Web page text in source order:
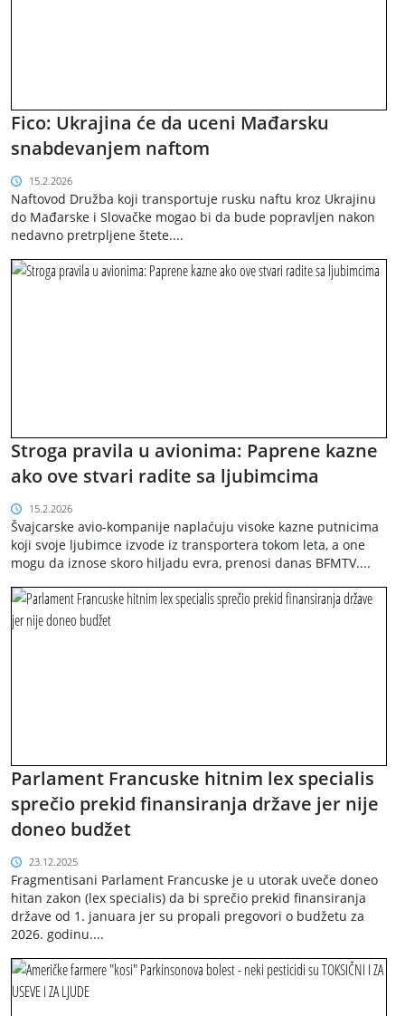
Fico: Ukrajina će da uceni Mađarsku
snabdevanjem naftom
15.2.2026
Naftovod Družba koji transportuje rusku naftu kroz Ukrajinu
do Mađarske i Slovačke mogao bi da bude popravljen nakon
nedavno pretrpljene štete....
Stroga pravila u avionima: Paprene kazne
ako ove stvari radite sa ljubimcima
15.2.2026
Švajcarske avio-kompanije naplaćuju visoke kazne putnicima
koji svoje ljubimce izvode iz transportera tokom leta, a one
mogu da iznose skoro hiljadu evra, prenosi danas BFMTV....
Parlament Francuske hitnim lex specialis
sprečio prekid finansiranja države jer nije
doneo budžet
23.12.2025
Fragmentisani Parlament Francuske je u utorak uveče doneo
hitan zakon (lex specialis) da bi sprečio prekid finansiranja
države od 1. januara jer su propali pregovori o budžetu za
2026. godinu....